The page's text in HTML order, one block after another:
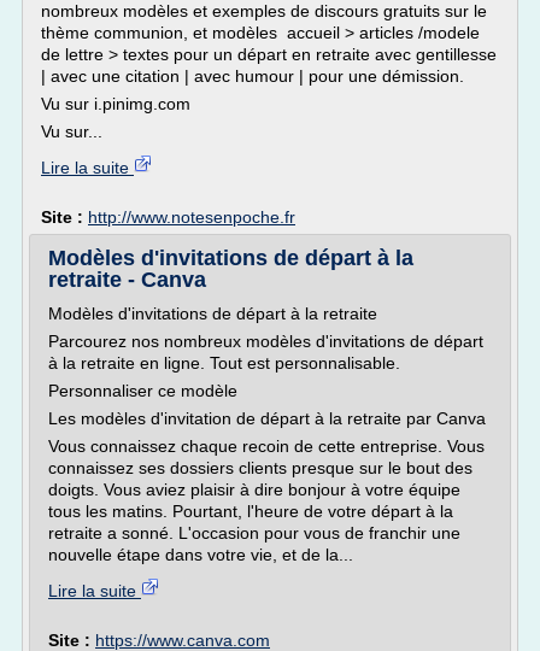
nombreux modèles et exemples de discours gratuits sur le
thème communion, et modèles accueil > articles /modele
de lettre > textes pour un départ en retraite avec gentillesse
| avec une citation | avec humour | pour une démission.
Vu sur i.pinimg.com
Vu sur...
Lire la suite
Site : http://www.notesenpoche.fr
Modèles d'invitations de départ à la
retraite - Canva
Modèles d'invitations de départ à la retraite
Parcourez nos nombreux modèles d'invitations de départ
à la retraite en ligne. Tout est personnalisable.
Personnaliser ce modèle
Les modèles d'invitation de départ à la retraite par Canva
Vous connaissez chaque recoin de cette entreprise. Vous
connaissez ses dossiers clients presque sur le bout des
doigts. Vous aviez plaisir à dire bonjour à votre équipe
tous les matins. Pourtant, l'heure de votre départ à la
retraite a sonné. L'occasion pour vous de franchir une
nouvelle étape dans votre vie, et de la...
Lire la suite
Site : https://www.canva.com